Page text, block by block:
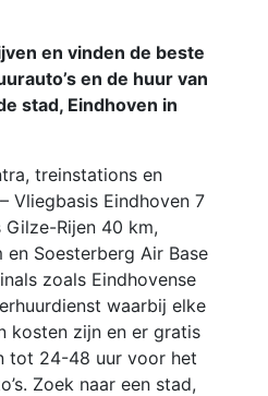
en vinden de beste
en de huur van
stad, Eindhoven in
treinstations en
Vliegbasis Eindhoven 7
Rijen 40 km,
Soesterberg Air Base
zoals Eindhovense
waarbij elke
kosten zijn en er gratis
tot 24-48 uur voor het
Zoek naar een stad,